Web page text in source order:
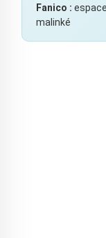
Fanico :
malinké